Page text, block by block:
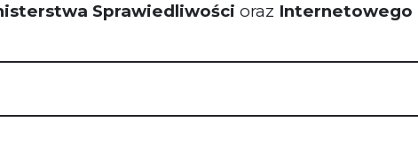
Sprawiedliwości oraz Internetowego